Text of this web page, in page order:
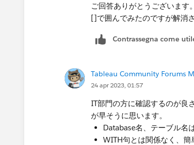
ご回答ありがとうございます。
[]で囲んでみたのですが解消
Contrassegna come
Tableau Community Forums
24 apr 2023, 01:57
IT部門の方に確認するのが良
が早そうに思います。
Database名、テーブル名
WITH句とは関係なく、簡